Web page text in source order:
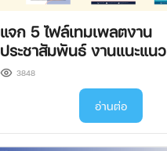
แจก 5 ไฟล์เทมเพลตงาน
ประชาสัมพันธ์ งานแนะแนว
3848
อ่านต่อ